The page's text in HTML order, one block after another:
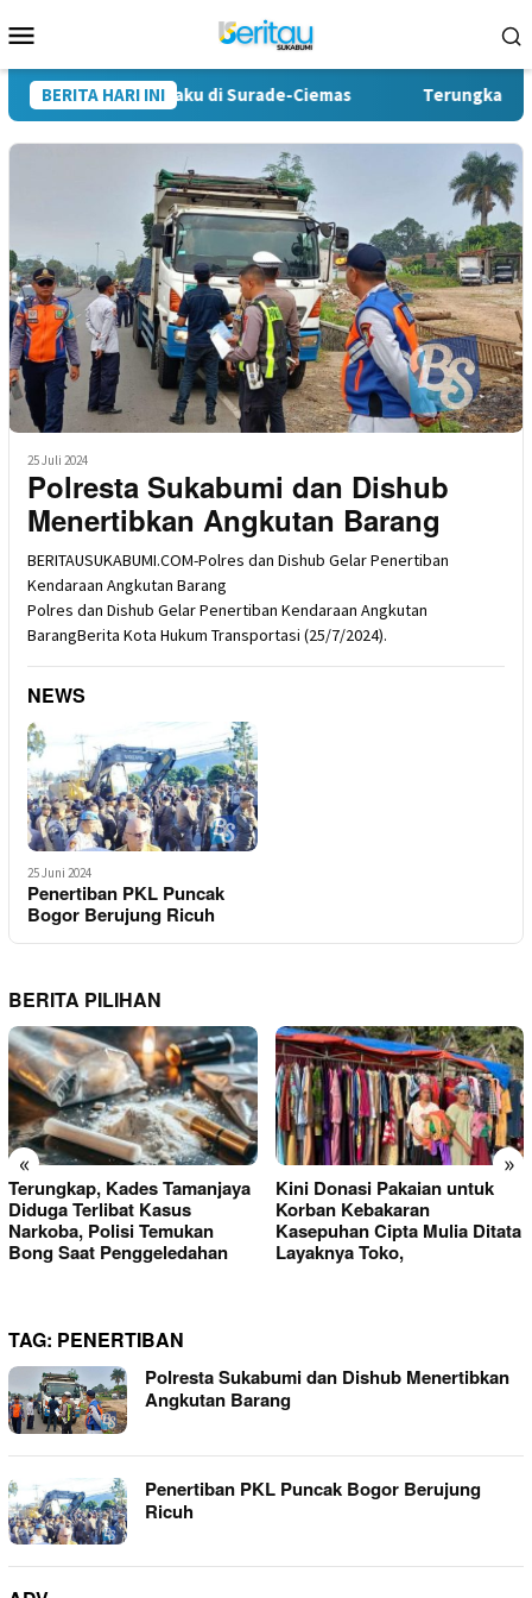
ke
Mobile
BERITA HARI INI
Tiga Pelaku di Surade-Ciemas Terungkap, Kades
25 Juli 2024
Polresta Sukabumi dan Dishub
Menertibkan Angkutan Barang
BERITAUSUKABUMI.COM-Polres dan Dishub Gelar Penertiban
Kendaraan Angkutan Barang
Polres dan Dishub Gelar Penertiban Kendaraan Angkutan
BarangBerita Kota Hukum Transportasi (25/7/2024).
NEWS
25 Juni 2024
Penertiban PKL Puncak
Bogor Berujung Ricuh
BERITA PILIHAN
« »
Terungkap, Kades Tamanjaya
Diduga Terlibat Kasus
Narkoba, Polisi Temukan
Bong Saat Penggeledahan
Kini Donasi Pakaian untuk
Korban Kebakaran
Kasepuhan Cipta Mulia Ditata
Layaknya Toko,
TAG: PENERTIBAN
Polresta Sukabumi dan Dishub Menertibkan
Angkutan Barang
Penertiban PKL Puncak Bogor Berujung
Ricuh